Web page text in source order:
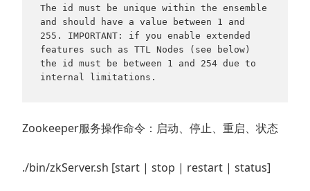
The id must be unique within the ensemble
and should have a value between 1 and
255. IMPORTANT: if you enable extended
features such as TTL Nodes (see below)
the id must be between 1 and 254 due to
internal limitations.
Zookeeper服务操作命令：启动、停止、重启、状态
./bin/zkServer.sh [start | stop | restart | status]